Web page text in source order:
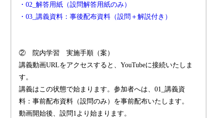
・02_解答用紙（設問解答用紙のみ）
・03_講義資料：事後配布資料（設問＋解説付き）
② 院内学習 実施手順（案）
講義動画URLをアクセスすると、YouTubeに接続いたしま
す。
講義はこの状態で始まります。参加者へは、01_講義資
料：事前配布資料（設問のみ）を事前配布いたします。
動画開始後、設問1より始まります。